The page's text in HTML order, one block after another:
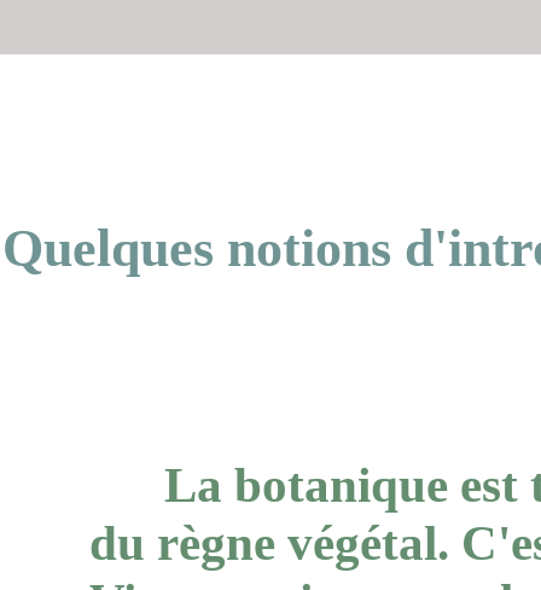
Quelques notions
La botanique est
du règne végétal.